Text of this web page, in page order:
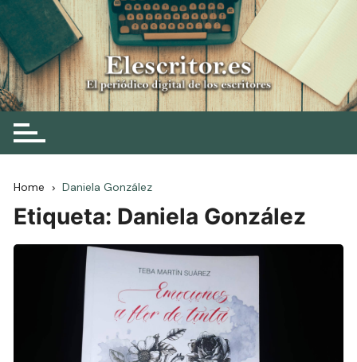
Skip
to
content
Elescritor.es
El periódico digital de los escritores
Home Daniela González
Etiqueta: Daniela González